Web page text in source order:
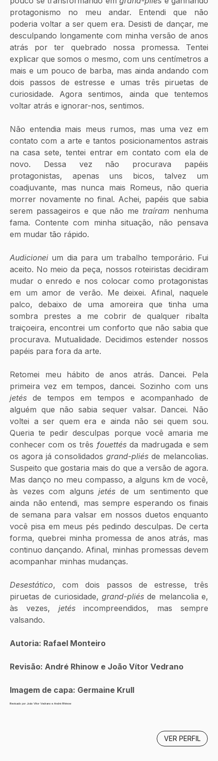
protagonismo no meu andar. Entendi que não
poderia voltar a ser quem era. Desisti de dançar, me
desculpando longamente com minha versão de anos
atrás por ter quebrado nossa promessa. Tentei
explicar que somos o mesmo, com uns centímetros a
mais e um pouco de barba, mas ainda andando com
dois passos de estresse e umas três piruetas de
curiosidade. Agora sentimos, ainda que tentemos
voltar atrás e ignorar-nos, sentimos.
Não entendia mais meus rumos, mas uma vez em
contato com a arte e tantos posicionamentos astrais
na casa sete, tentei entrar em contato com ela de
novo. Dessa vez não procurava papéis
protagonistas, apenas uns bicos, talvez um
coadjuvante, mas nunca mais Romeus, não queria
morrer novamente no final. Achei, papéis que sabia
serem passageiros e que não me traíram nenhuma
fama. Contente com minha situação, não pensava
em mudar tão rápido.
Audicionei um dia para um trabalho temporário. Fui
aceito. No meio da peça, nossos roteiristas decidiram
mudar o enredo e nos colocar como protagonistas
em um amor de verão. Me deixei. Afinal, naquele
palco, debaixo de uma amoreira que tinha uma
sombra prestes a me cobrir de qualquer ribalta
traiçoeira, encontrei um conforto que não sabia que
procurava. Mutualidade. Decidimos estender nossos
papéis para fora da arte.
Retomei meu hábito de anos atrás. Dancei. Pela
jetés de tempos em tempos e acompanhado de
alguém que não sabia sequer valsar. Dancei. Não
voltei a ser quem era e ainda não sei quem sou.
Queria te pedir desculpas porque você amaria me
conhecer com os três fouettés da madrugada e sem
os agora já consolidados grand-pliés de melancolias.
Suspeito que gostaria mais do que a versão de agora.
Mas danço no meu compasso, a alguns km de você,
às vezes com alguns jetés de um sentimento que
ainda não entendi, mas sempre esperando os finais
de semana para valsar em nossos duetos enquanto
você pisa em meus pés pedindo desculpas. De certa
forma, quebrei minha promessa de anos atrás, mas
continuo dançando. Afinal, minhas promessas devem
acompanhar minhas mudanças.
Desestático, com dois passos de estresse, três
piruetas de curiosidade, grand-pliés de melancolia e,
às vezes, jetés incompreendidos, mas sempre
valsando.
Autoria: Rafael Monteiro
Revisão: André Rhinow e João Vítor Vedrano
Imagem de capa: Germaine Krull
Revisado por João Vitor Vedrano e André Rhinow
VER PERFIL